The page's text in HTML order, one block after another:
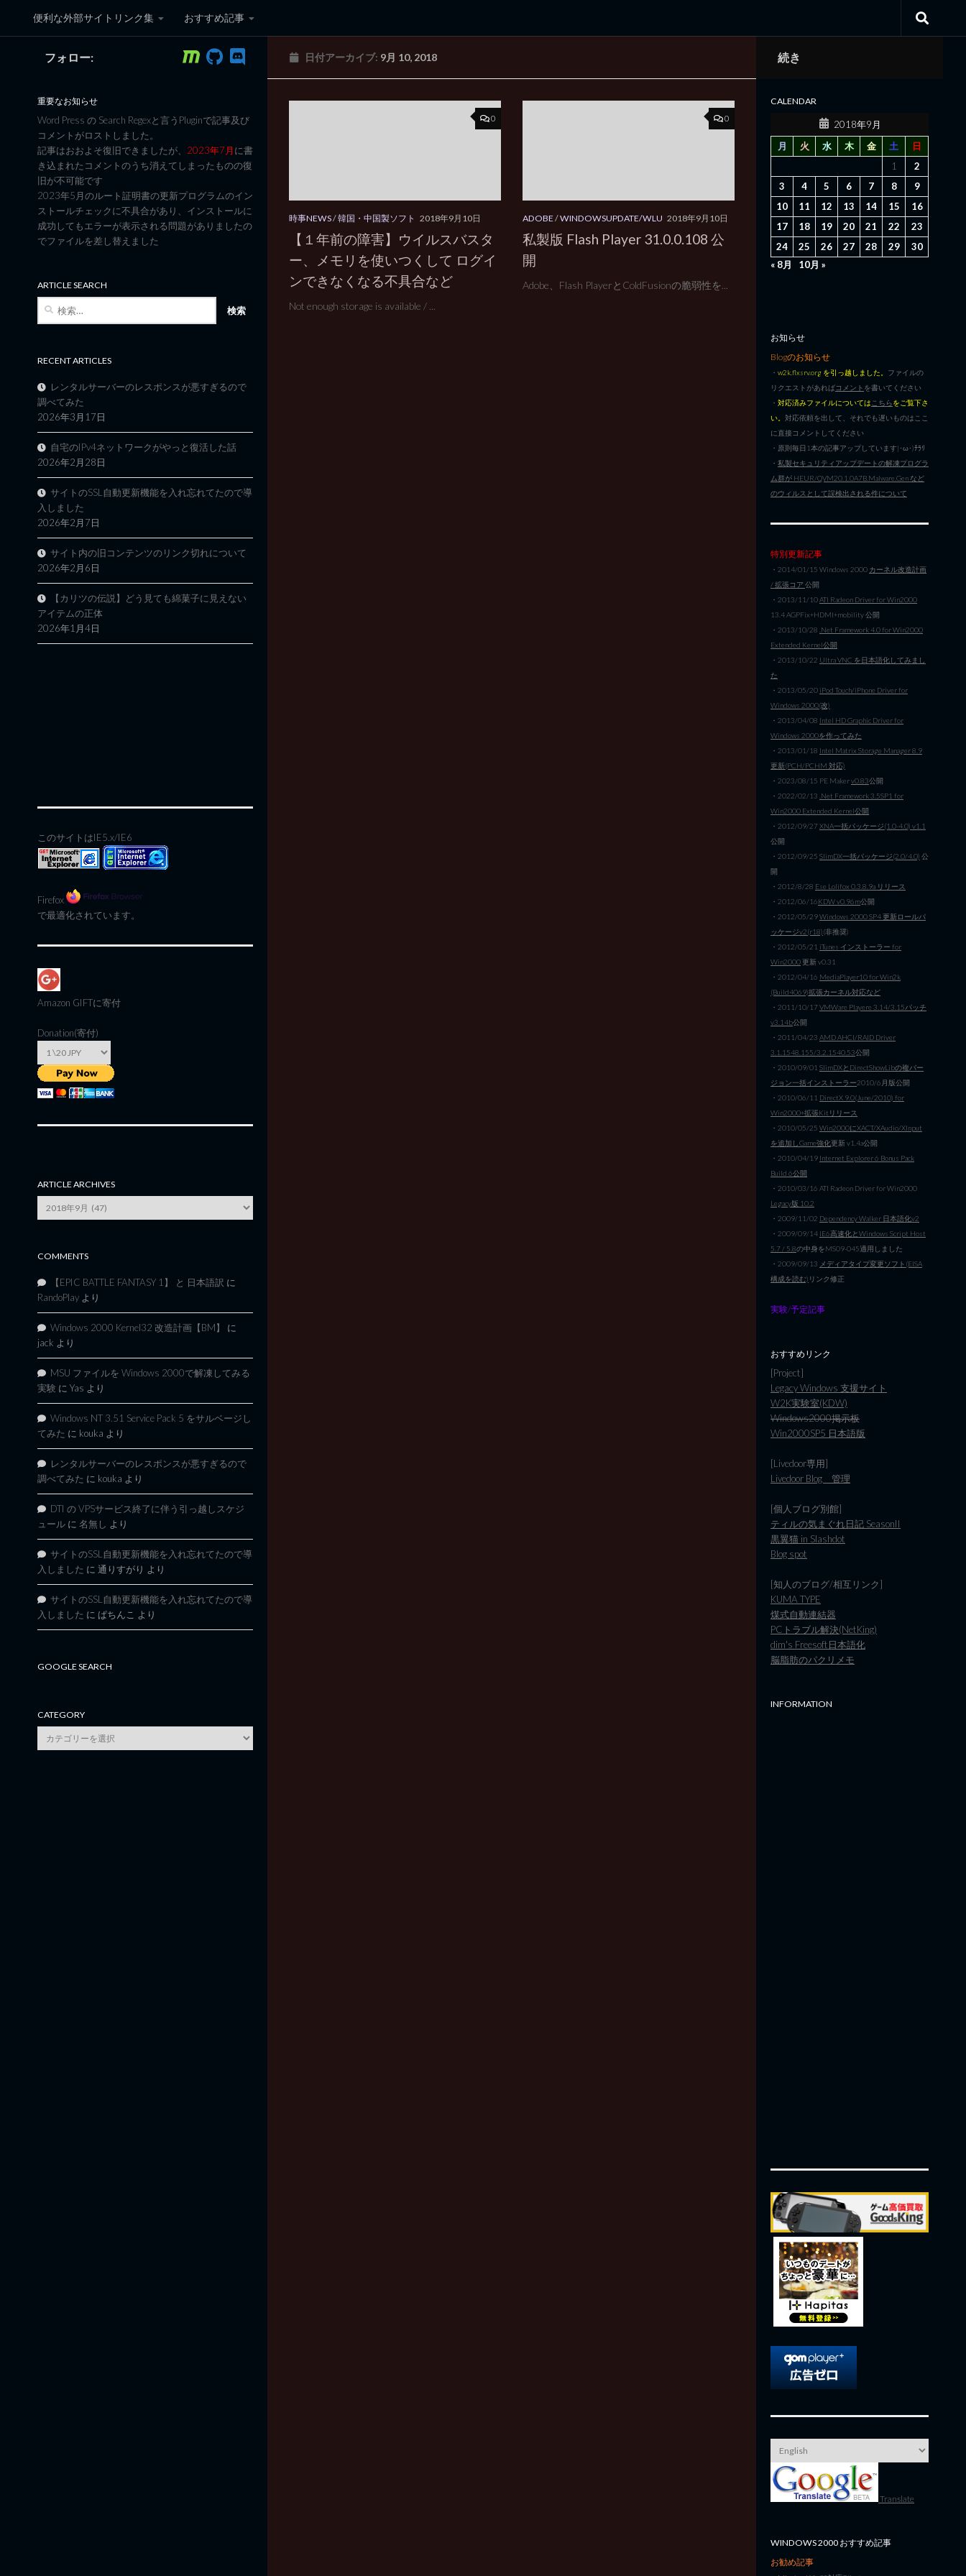
コンテンツへスキップ
便利な外部サイトリンク集 おすすめ記事
黒翼猫のコンピュータ日記 3rd Edition
日付アーカイブ: 9月 10, 2018
0
時事NEWS/韓国・中国製ソフト 2018年9月10日
【１年前の障害】ウイルスバスタ
ー、メモリを使いつくして ログイ
ンできなくなる不具合など
Not enough storage is available / ...
0
ADOBE/WINDOWSUPDATE/WLU 2018年9月10日
私製版 Flash Player 31.0.0.108 公
開
Adobe、Flash PlayerとColdFusionの脆弱性を...
フォロー:
重要なお知らせ
Word Press の Search Regexと言うPluginで記事及び
コメントがロストしました。
記事はおおよそ復旧できましたが、 2023年7月に書
き込まれたコメントのうち消えてしまったものの復
旧が不可能です
2023年5月のルート証明書の更新プログラムのイン
ストールチェックに不具合があり、インストールに
成功してもエラーが表示される問題がありましたの
でファイルを差し替えました
ARTICLE SEARCH
RECENT ARTICLES
レンタルサーバーのレスポンスが悪すぎるので
調べてみた
2026年3月17日
自宅のIPv4ネットワークがやっと復活した話
2026年2月28日
サイトのSSL自動更新機能を入れ忘れてたので導
入しました
2026年2月7日
サイト内の旧コンテンツのリンク切れについて
2026年2月6日
【カリツの伝説】どう見ても綿菓子に見えない
アイテムの正体
2026年1月4日
このサイトはIE5.x/IE6
Firefox
で最適化されています。
Amazon GIFTに寄付
Donation(寄付)
ARTICLE ARCHIVES
Archives
COMMENTS
【EPIC BATTLE FANTASY 1】 と 日本語訳 に
RandoPlay より
Windows 2000 Kernel32 改造計画【BM】
に
jack より
MSU ファイルを Windows 2000で解凍してみる
実験 に Yas より
Windows NT 3.51 Service Pack 5 をサルベージし
てみた に kouka より
レンタルサーバーのレスポンスが悪すぎるので
調べてみた に kouka より
DTI の VPSサービス終了に伴う引っ越しスケジ
ュール に 名無し より
サイトのSSL自動更新機能を入れ忘れてたので導
入しました に 通りすがり より
サイトのSSL自動更新機能を入れ忘れてたので導
入しました に ぱちんこ より
GOOGLE SEARCH
CATEGORY
category
続き
CALENDAR
2018年9月
月
火 水 木 金 土
日
1
2
3
4 5 6 7 8
9
10
11 12 13 14 15
16
17
18 19 20 21 22
23
24
25 26 27 28 29
30
« 8月
10月 »
お知らせ
Blogのお知らせ
・ w2k.flxsrv.org を引っ越しました。 ファイルの
リクエストがあればコメント を書いてください
・ 対応済みファイルについては こちらをご覧下さ
い。 対応依頼を出して、それでも遅いものはここ
に直接コメントしてください
・原則毎日1本の記事アップしています|･ω･)ﾁﾗﾘ
・ 私製セキュリティアップデートの解凍プログラ
ム群が HEUR/QVM20.1.0A7B.Malware.Gen など
のウィルスとして誤検出される件について
特別更新記事
・2014/01/15 Windows 2000 カーネル改造計画
/ 拡張コア 公開
・2013/11/10ATI Radeon Driver for Win2000
13.4 AGPFix+HDMI+mobility 公開
・2013/10/28 .Net Framework 4.0 for Win2000
Extended Kernel公開
・2013/10/22 Ultra VNC を日本語化してみまし
た
・2013/05/20 iPod Touch/iPhone Driver for
Windows 2000(改)
・2013/04/08 Intel HD Graphic Driver for
Windows 2000を作ってみた
・2013/01/18 Intel Matrix Storage Manager 8.9
更新(PCH/PCHM 対応)
・2023/08/15 PE Makerv0.83公開
・2022/02/13 .Net Framework 3.5SP1 for
Win2000 Extended Kernel公開
・2012/09/27XNA一括パッケージ(1.0-4.0) v1.1
公開
・2012/09/25 SlimDX一括パッケージ(2.0/4.0) 公
開
・2012/8/28 Ese Lolifox 0.3.8.9a リリース
・2012/06/16KDW v0.96m公開
・2012/05/29Windows 2000 SP4 更新ロールパ
ッケージv2(r18)(非推奨)
・2012/05/21 iTunes インストーラー for
Win2000更新 v0.31
・2012/04/16 MediaPlayer10 for Win2k
(Build4069)拡張カーネル対応など
・2011/10/17VMWare Playere 3.14/3.15パッチ
v3.14b公開
・2011/04/23 AMD AHCI/RAID Driver
3.1.1548.155/3.2.1540.53公開
・2010/09/01 SlimDXとDirectShowLibの複バー
ジョン一括インストーラー2010/6月版公開
・2010/06/11 DirectX 9.0(June/2010) for
Win2000+拡張Kitリリース
・2010/05/25 Win2000にXACT/XAudio/XInput
を追加しGame強化更新 v1.4a公開
・2010/04/19 Internet Explorer 6 Bonus Pack
Build 6公開
・2010/03/16 ATI Radeon Driver for Win2000
Legacy版 10.2
・2009/11/02 Dependency Walker 日本語化v2
・2009/09/14 IE6高速化とWindows Script Host
5.7 / 5.8の中身をMS09-045適用しました
・2009/09/13 メディアタイプ変更ソフト(EISA
構成を読む) リンク修正
実験/予定記事
おすすめリンク
[Project]
Legacy Windows 支援サイト
W2K実験室(KDW)
Windows2000掲示板
Win2000SP5 日本語版
[Livedoor専用]
Livedoor Blog 管理
[個人ブログ別館]
ティルの気まぐれ日記 SeasonII
黒翼猫 in Slashdot
Blog spot
[知人のブログ/相互リンク]
KUMA TYPE
煤式自動連結器
PCトラブル解決(NetKing)
dim's Freesoft日本語化
脳脂肪のパクリメモ
INFORMATION
Translate
WINDOWS 2000 おすすめ記事
お勧め記事